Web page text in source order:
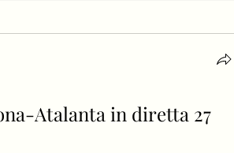
Atalanta in diretta 27